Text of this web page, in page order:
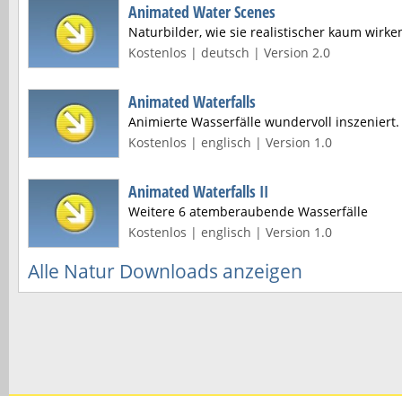
Animated Water Scenes
Naturbilder, wie sie realistischer kaum
Kostenlos | deutsch | Version 2.0
Animated Waterfalls
Animierte Wasserfälle wundervoll inszeniert.
Kostenlos | englisch | Version 1.0
Animated Waterfalls II
Weitere 6 atemberaubende Wasserfälle
Kostenlos | englisch | Version 1.0
Alle Natur Downloads anzeigen